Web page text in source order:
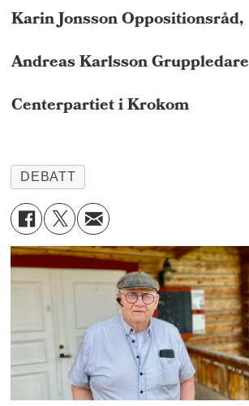
Karin Jonsson Oppositionsråd,
Andreas Karlsson Gruppledare
Centerpartiet i Krokom
DEBATT